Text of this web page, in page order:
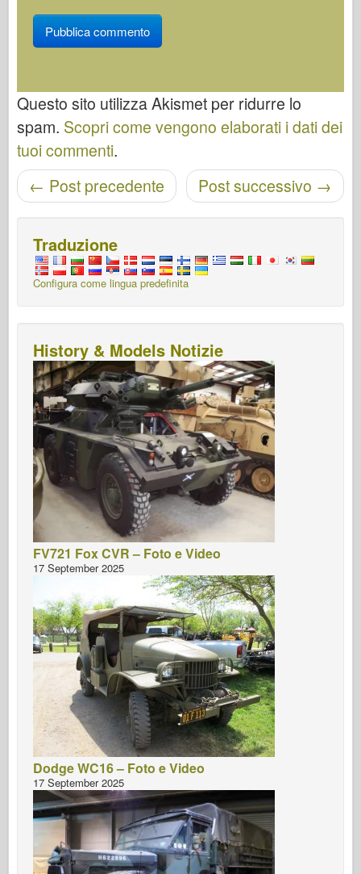
Questo sito utilizza Akismet per ridurre lo
spam. Scopri come vengono elaborati i dati dei
tuoi commenti.
Navigazione post Post successivo →
← Post precedente
Traduzione
Configura come lingua predefinita
History & Models Notizie
FV721 Fox CVR – Foto e Video
17 September 2025
Dodge WC16 – Foto e Video
17 September 2025